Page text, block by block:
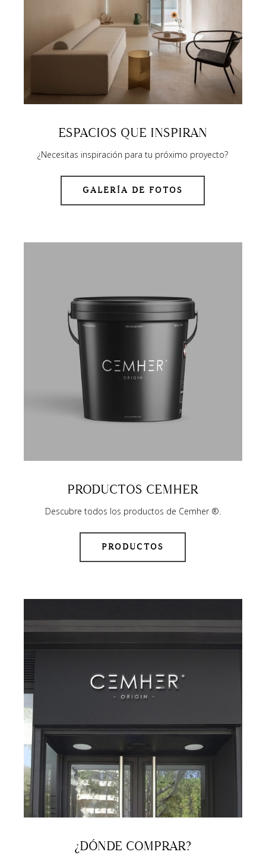
ESPACIOS QUE INSPIRAN
¿Necesitas inspiración para tu próximo proyecto?
GALERÍA DE FOTOS
PRODUCTOS CEMHER
Descubre todos los productos de Cemher ®.
PRODUCTOS
¿DÓNDE COMPRAR?